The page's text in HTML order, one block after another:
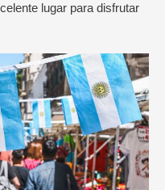
lugar para disfrutar